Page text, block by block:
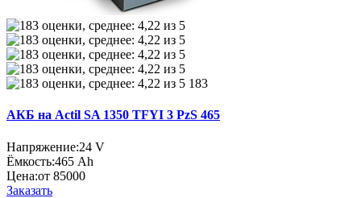
183
АКБ на Actil SA 1350 TFYI 3 PzS 465
Напряжение:24 V
Ёмкость:465 Ah
Цена:от 85000
Заказать